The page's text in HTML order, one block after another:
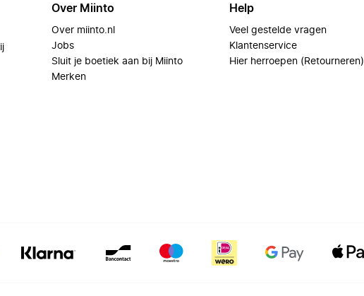
Over Miinto
Over miinto.nl
Jobs
Sluit je boetiek aan bij Miinto
Merken
Help
Veel gestelde vragen
Klantenservice
Hier herroepen (Retourneren)